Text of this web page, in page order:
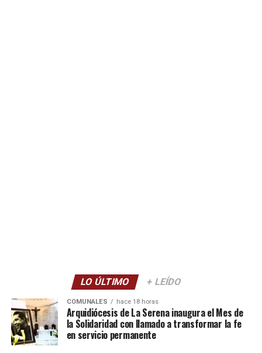
LO ÚLTIMO + LEÍDO
COMUNALES hace 18 horas
Arquidiócesis de La Serena inaugura el Mes de
la Solidaridad con llamado a transformar la fe
en servicio permanente